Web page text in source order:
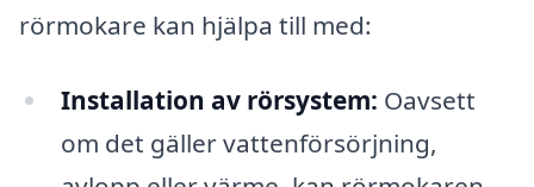
rörmokare kan hjälpa till med:
Installation av rörsystem: Oavsett
om det gäller vattenförsörjning,